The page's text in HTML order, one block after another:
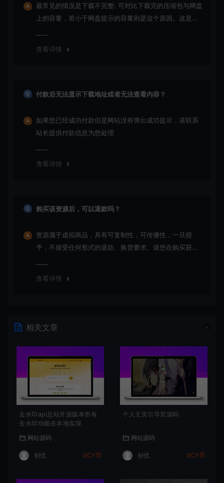
最常见的情况是下载不完整: 可对比下载完的压缩包与网盘
上的容量，若小于网盘提示的容量则是这个原因。这是浏
查看详情
付款后无法显示下载地址或者无法查看内容？
如果您已经成功付款但是网站没有弹出成功提示，请联系
站长提供付款信息为您处理
查看详情
购买该资源后，可以退款吗？
资源属于虚拟商品，具有可复制性，可传播性，一旦授
予，不接受任何形式的退款、换货要求。请您在购买获取
查看详情
相关文章
去水印api总站开源版本所有
去水印功能在本地实现
网站源码
创优 0CY币
个人主页引导页源码
网站源码
创优 0CY币